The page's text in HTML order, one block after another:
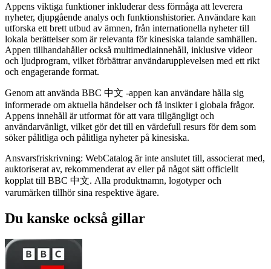
Appens viktiga funktioner inkluderar dess förmåga att leverera
nyheter, djupgående analys och funktionshistorier. Användare kan
utforska ett brett utbud av ämnen, från internationella nyheter till
lokala berättelser som är relevanta för kinesiska talande samhällen.
Appen tillhandahåller också multimediainnehåll, inklusive videor
och ljudprogram, vilket förbättrar användarupplevelsen med ett rikt
och engagerande format.
Genom att använda BBC 中文 -appen kan användare hålla sig
informerade om aktuella händelser och få insikter i globala frågor.
Appens innehåll är utformat för att vara tillgängligt och
användarvänligt, vilket gör det till en värdefull resurs för dem som
söker pålitliga och pålitliga nyheter på kinesiska.
Ansvarsfriskrivning: WebCatalog är inte anslutet till, associerat med,
auktoriserat av, rekommenderat av eller på något sätt officiellt
kopplat till BBC 中文. Alla produktnamn, logotyper och
varumärken tillhör sina respektive ägare.
Du kanske också gillar